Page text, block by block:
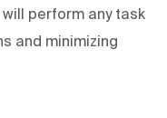
will perform any task
and minimizing